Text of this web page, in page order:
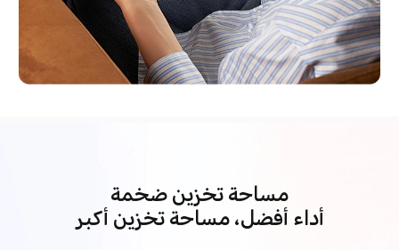
مساحة تخزين ضخمة
أداء أفضل، مساحة تخزين أكبر